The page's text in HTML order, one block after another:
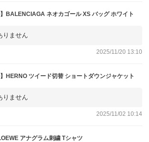
】BALENCIAGA ネオカゴール XS バッグ ホワイト
りません
2025/11/20 13:10
】HERNO ツイード切替 ショートダウンジャケット
りません
2025/11/02 10:14
アナグラム刺繍 Tシャツ